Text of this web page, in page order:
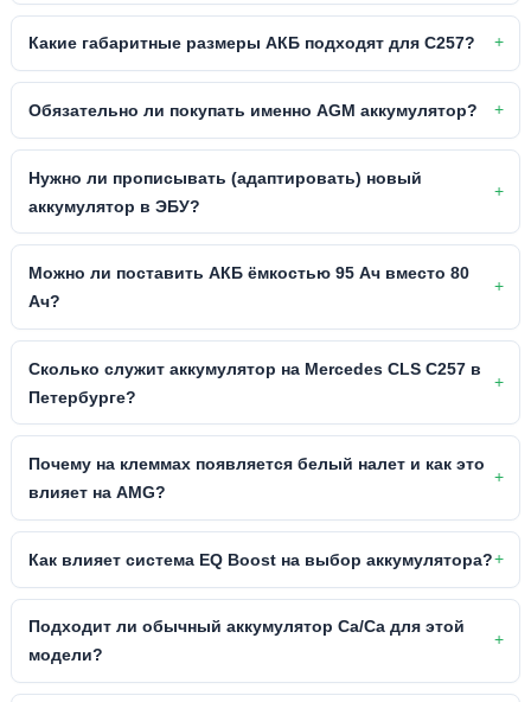
Какие габаритные размеры АКБ подходят для C257?
Обязательно ли покупать именно AGM аккумулятор?
Нужно ли прописывать (адаптировать) новый
аккумулятор в ЭБУ?
Можно ли поставить АКБ ёмкостью 95 Ач вместо 80
Ач?
Сколько служит аккумулятор на Mercedes CLS C257 в
Петербурге?
Почему на клеммах появляется белый налет и как это
влияет на AMG?
Как влияет система EQ Boost на выбор аккумулятора?
Подходит ли обычный аккумулятор Ca/Ca для этой
модели?